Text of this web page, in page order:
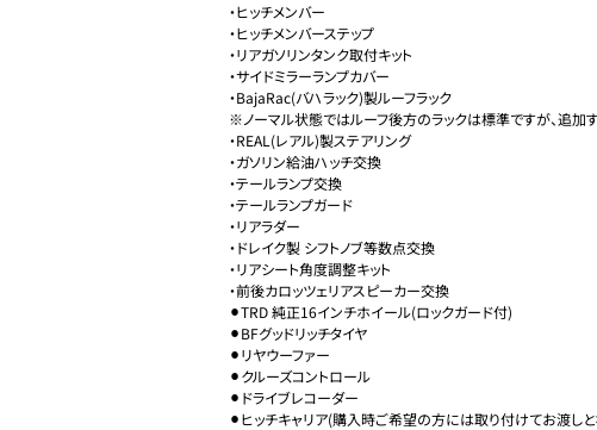
・ヒッチメンバー
・ヒッチメンバーステップ
・リアガソリンタンク取付キット
・サイドミラーランプカバー
・BajaRac(バハラック)製ルーフラック
※ノーマル状態ではルーフ後方のラックは標準ですが、追加
・REAL(レアル)製ステアリング
・ガソリン給油ハッチ交換
・テールランプ交換
・テールランプガード
・リアラダー
・ドレイク製 シフトノブ等数点交換
・リアシート角度調整キット
・前後カロッツェリアスピーカー交換
⚫︎TRD 純正16インチホイール(ロックガード付)
⚫︎BFグッドリッチタイヤ
⚫︎リヤウーファー
⚫︎クルーズコントロール
⚫︎ドライブレコーダー
⚫︎ヒッチキャリア(購入時ご希望の方には取り付けてお渡し